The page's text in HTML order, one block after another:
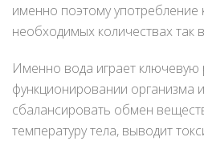
именно поэтому употребление
необходимых количествах так
Именно вода играет
функционировании организма
сбалансировать обмен
температуру тела, выводит